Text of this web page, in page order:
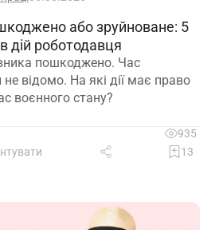
або зруйноване: 5
дій роботодавця
пошкоджено. Час
відомо. На які дії має право
воєнного стану?
935
13